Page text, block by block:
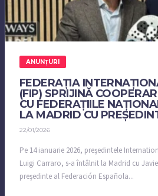
ANUNȚURI
FEDERAȚIA
(FIP) SPRIJINĂ
CU FEDERAȚIILE
LA MADRID CU
22/01/2026
Pe 14 ianuarie 2026, președintele
Luigi Carraro, s-a întâlnit la Madrid cu
președinte al Federación Española...